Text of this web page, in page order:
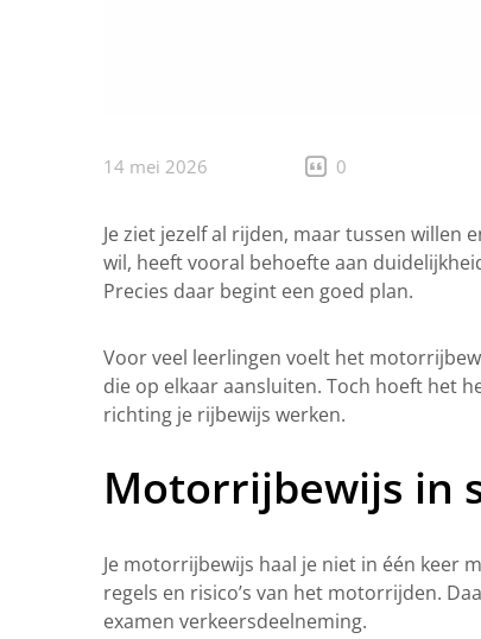
14 mei 2026 0
Je ziet jezelf al rijden, maar tussen
wil, heeft vooral behoefte aan
Precies daar begint een goed plan.
Voor veel leerlingen voelt het
die op elkaar aansluiten. Toch hoeft het
richting je rijbewijs werken.
Motorrijbewijs in
Je motorrijbewijs haal je niet in één keer
regels en risico’s van het motorrijden.
examen verkeersdeelneming.